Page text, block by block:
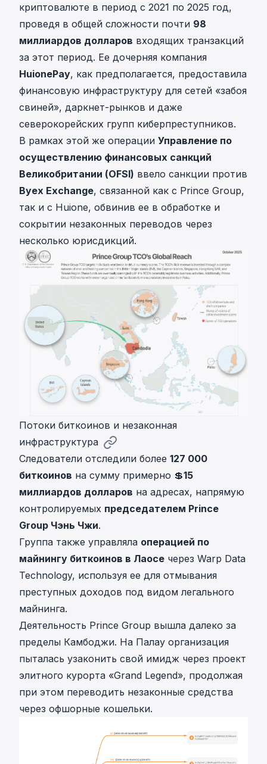
криптовалюте в период с 2021 по 2025 год,
проведя в общей сложности почти 98
миллиардов долларов входящих транзакций
за этот период. Ее дочерняя компания
HuionePay, как предполагается, предоставила
финансовую инфраструктуру для сетей «забоя
свиней», даркнет-рынков и даже
северокорейских групп киберпреступников.
В рамках этой же операции Управление по
осуществлению финансовых санкций
Великобритании (OFSI) ввело санкции против
Byex Exchange, связанной как с Prince Group,
так и с Huione, обвинив ее в обработке и
сокрытии незаконных переводов через
несколько юрисдикций.
Потоки биткоинов и незаконная
инфраструктура
Следователи отследили более 127 000
биткоинов на сумму примерно 💲15
миллиардов долларов на адресах, напрямую
контролируемых председателем Prince
Group Чэнь Чжи.
Группа также управляла операцией по
майнингу биткоинов в Лаосе через Warp Data
Technology, используя ее для отмывания
преступных доходов под видом легального
майнинга.
Деятельность Prince Group вышла далеко за
пределы Камбоджи. На Палау организация
пыталась узаконить свой имидж через проект
элитного курорта «Grand Legend», продолжая
при этом переводить незаконные средства
через офшорные кошельки.